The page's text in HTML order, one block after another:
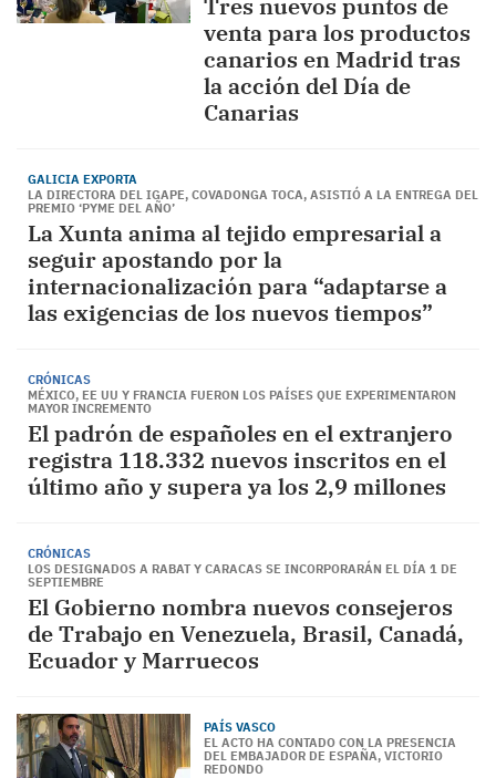
Tres nuevos puntos de
venta para los productos
canarios en Madrid tras
la acción del Día de
Canarias
GALICIA EXPORTA
LA DIRECTORA DEL IGAPE, COVADONGA TOCA, ASISTIÓ A LA ENTREGA DEL
PREMIO ‘PYME DEL AÑO’
La Xunta anima al tejido empresarial a
seguir apostando por la
internacionalización para “adaptarse a
las exigencias de los nuevos tiempos”
CRÓNICAS
MÉXICO, EE UU Y FRANCIA FUERON LOS PAÍSES QUE EXPERIMENTARON
MAYOR INCREMENTO
El padrón de españoles en el extranjero
registra 118.332 nuevos inscritos en el
último año y supera ya los 2,9 millones
CRÓNICAS
LOS DESIGNADOS A RABAT Y CARACAS SE INCORPORARÁN EL DÍA 1 DE
SEPTIEMBRE
El Gobierno nombra nuevos consejeros
de Trabajo en Venezuela, Brasil, Canadá,
Ecuador y Marruecos
PAÍS VASCO
EL ACTO HA CONTADO CON LA PRESENCIA
DEL EMBAJADOR DE ESPAÑA, VICTORIO
REDONDO